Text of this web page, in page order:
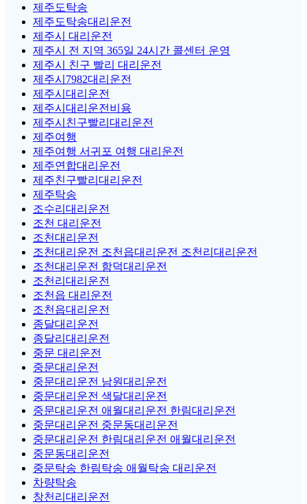
제주도탁송
제주도탁송대리운전
제주시 대리운전
제주시 전 지역 365일 24시간 콜센터 운영
제주시 친구 빨리 대리운전
제주시7982대리운전
제주시대리운전
제주시대리운전비용
제주시친구빨리대리운전
제주여행
제주여행 서귀포 여행 대리운전
제주연합대리운전
제주친구빨리대리운전
제주탁송
조수리대리운전
조천 대리운전
조천대리운전
조천대리운전 조천읍대리운전 조천리대리운전
조천대리운전 함덕대리운전
조천리대리운전
조천읍 대리운전
조천읍대리운전
종달대리운전
종달리대리운전
중문 대리운전
중문대리운전
중문대리운전 남원대리운전
중문대리운전 색달대리운전
중문대리운전 애월대리운전 한림대리운전
중문대리운전 중문동대리운전
중문대리운전 한림대리운전 애월대리운전
중문동대리운전
중문탁송 한림탁송 애월탁송 대리운전
차량탁송
창천리대리운전